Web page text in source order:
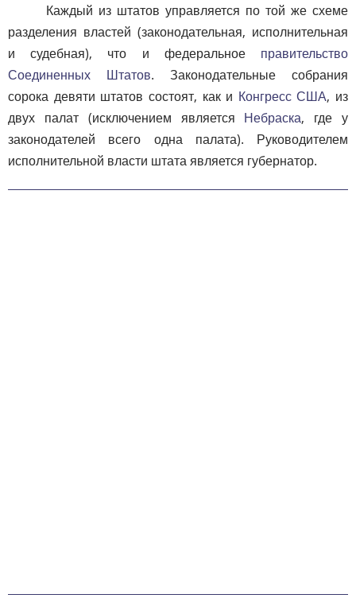
Каждый из штатов управляется по той же схеме
разделения властей (законодательная, исполнительная
и судебная), что и федеральное правительство
Соединенных Штатов. Законодательные собрания
сорока девяти штатов состоят, как и Конгресс США, из
двух палат (исключением является Небраска, где у
законодателей всего одна палата). Руководителем
исполнительной власти штата является губернатор.